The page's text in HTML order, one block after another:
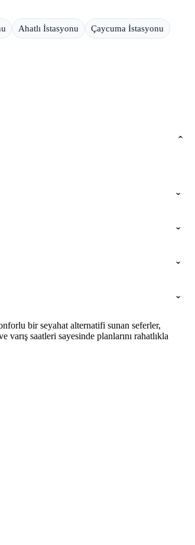
Ahatlı İstasyonu Çaycuma İstasyonu
bir seyahat alternatifi sunan seferler,
saatleri sayesinde planlarını rahatlıkla